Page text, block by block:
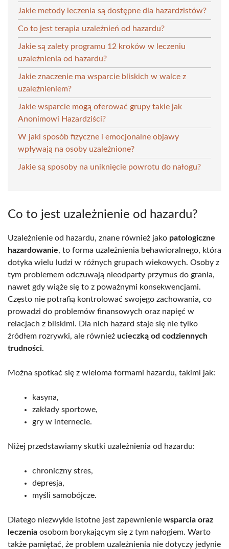
Jakie metody leczenia są dostępne dla hazardzistów?
Co to jest terapia uzależnień od hazardu?
Jakie są zalety programu 12 kroków w leczeniu
uzależnienia od hazardu?
Jakie znaczenie ma wsparcie bliskich w walce z
uzależnieniem?
Jakie wsparcie mogą oferować grupy takie jak
Anonimowi Hazardziści?
W jaki sposób fizyczne i emocjonalne objawy
wpływają na osoby uzależnione?
Jakie są sposoby na uniknięcie powrotu do nałogu?
Co to jest uzależnienie od hazardu?
Uzależnienie od hazardu, znane również jako patologiczne
hazardowanie, to forma uzależnienia behawioralnego, która
dotyka wielu ludzi w różnych grupach wiekowych. Osoby z
tym problemem odczuwają nieodparty przymus do grania,
nawet gdy wiąże się to z poważnymi konsekwencjami.
Często nie potrafią kontrolować swojego zachowania, co
prowadzi do problemów finansowych oraz napięć w
relacjach z bliskimi. Dla nich hazard staje się nie tylko
źródłem rozrywki, ale również ucieczką od codziennych
trudności.
Można spotkać się z wieloma formami hazardu, takimi jak:
kasyna,
zakłady sportowe,
gry w internecie.
Niżej przedstawiamy skutki uzależnienia od hazardu:
chroniczny stres,
depresja,
myśli samobójcze.
Dlatego niezwykle istotne jest zapewnienie wsparcia oraz
leczenia osobom borykającym się z tym nałogiem. Warto
także pamiętać, że problem uzależnienia nie dotyczy jedynie